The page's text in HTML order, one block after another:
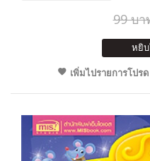
99 บา
หยิบ
เพิ่มไปรายการโปรด